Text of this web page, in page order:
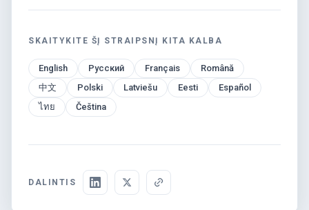
SKAITYKITE ŠĮ STRAIPSNĮ KITA KALBA
English Русский Français
Română
中文
Polski Latviešu Eesti
Español
ไทย
Čeština
DALINTIS